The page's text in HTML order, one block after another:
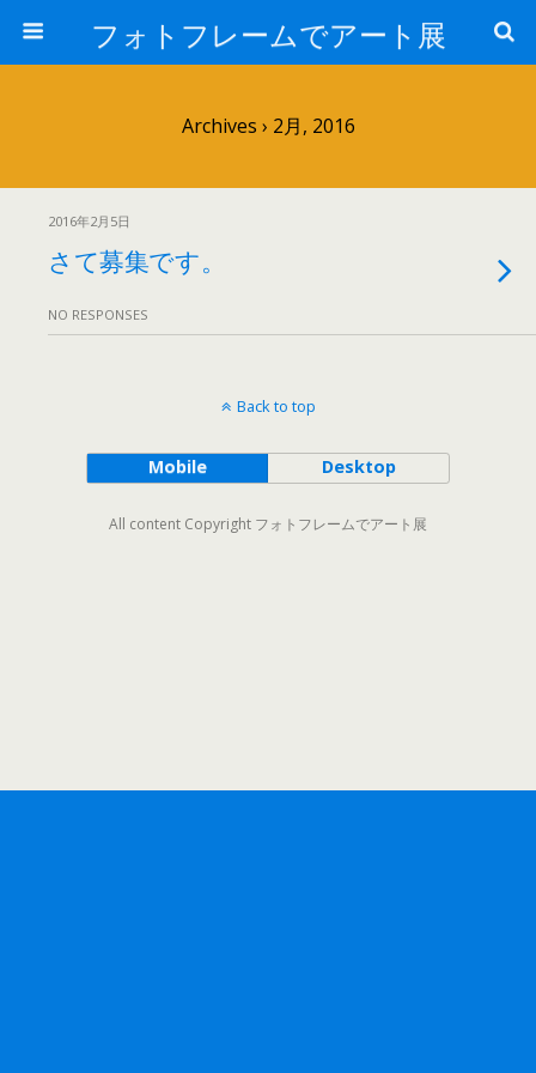
フォトフレームでアート展
Archives › 2月, 2016
2016年2月5日
さて募集です。
NO RESPONSES
Back to top
Mobile Desktop
All content Copyright フォトフレームでアート展